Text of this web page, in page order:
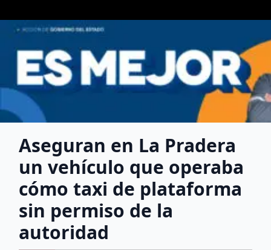
Aseguran en La Pradera
un vehículo que operaba
cómo taxi de plataforma
sin permiso de la
autoridad